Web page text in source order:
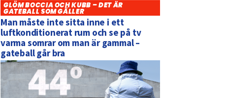
GLÖM BOCCIA OCH KUBB – DET ÄR
GATEBALL SOM GÄLLER
Man måste inte sitta inne i ett
luftkonditionerat rum och se på tv
varma somrar om man är gammal –
gateball går bra